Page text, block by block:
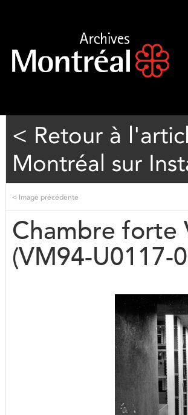
< Retour à
Montréal sur
< Image précédente
Chambre forte
(VM94-U0117-